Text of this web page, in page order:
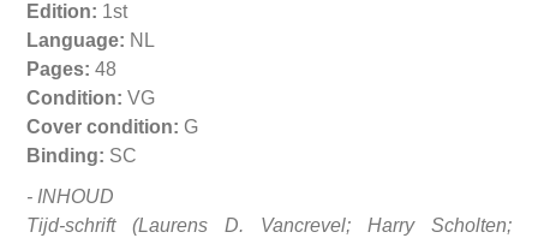
Edition: 1st
Language: NL
Pages: 48
Condition: VG
Cover condition: G
Binding: SC
- INHOUD
Tijd-schrift (Laurens D. Vancrevel; Harry Scholten;